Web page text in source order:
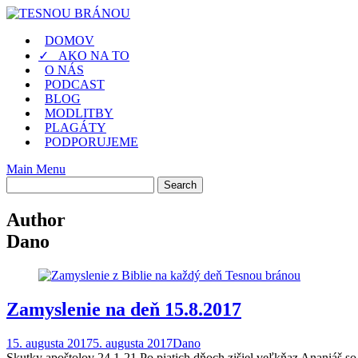
Skip
content
DOMOV
✓ AKO NA TO
O NÁS
PODCAST
BLOG
MODLITBY
PLAGÁTY
PODPORUJEME
Main Menu
Author
Dano
Zamyslenie na deň 15.8.2017
15. augusta 20175. augusta 2017Dano